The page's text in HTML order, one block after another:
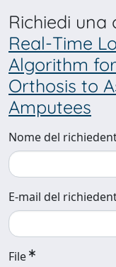
Richiedi
Real-Time
Algorithm
Orthosis to
Amputees
Nome del
E-mail del
File